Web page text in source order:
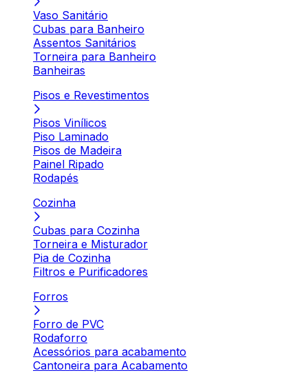
Vaso Sanitário
Cubas para Banheiro
Assentos Sanitários
Torneira para Banheiro
Banheiras
Pisos e Revestimentos
Pisos Vinílicos
Piso Laminado
Pisos de Madeira
Painel Ripado
Rodapés
Cozinha
Cubas para Cozinha
Torneira e Misturador
Pia de Cozinha
Filtros e Purificadores
Forros
Forro de PVC
Rodaforro
Acessórios para acabamento
Cantoneira para Acabamento